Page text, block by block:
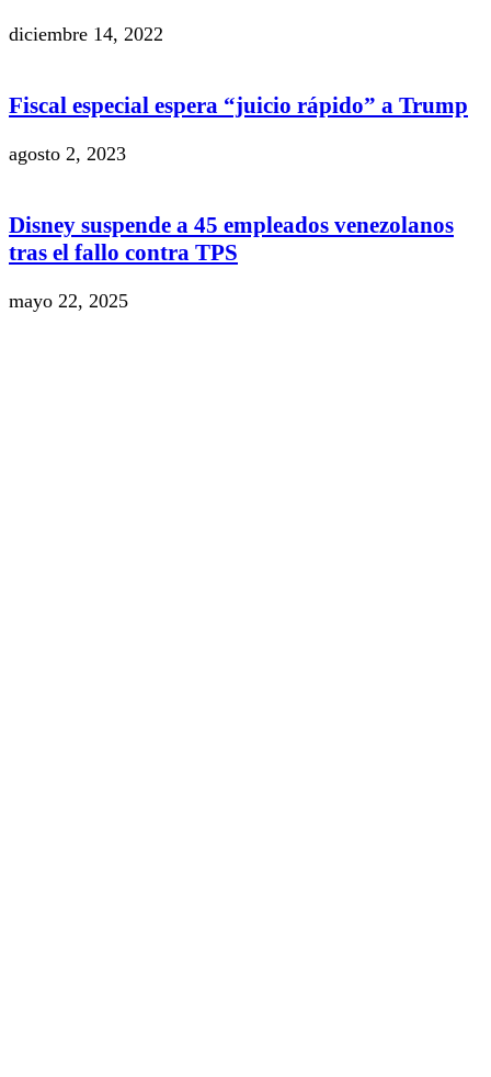
diciembre 14, 2022
Fiscal especial espera “juicio rápido” a Trump
agosto 2, 2023
Disney suspende a 45 empleados venezolanos
tras el fallo contra TPS
mayo 22, 2025